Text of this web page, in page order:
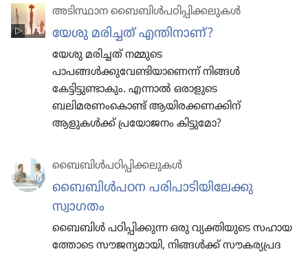
അടിസ്ഥാന ബൈബിൾപഠിപ്പിക്കലുകൾ
യേശു മരിച്ചത്‌ എന്തിനാണ്‌?
യേശു​ മരിച്ചത്‌ നമ്മുടെ
പാപങ്ങൾക്കുവേണ്ടിയാണെന്ന്‌ നിങ്ങൾ
കേട്ടിട്ടുണ്ടാകും. എന്നാൽ ഒരാളുടെ
ബലിമരണംകൊണ്ട്‌ ആയിരക്കണക്കിന്‌
ആളുകൾക്ക്‌ പ്രയോജനം കിട്ടുമോ?
ബൈബിൾപ​ഠി​പ്പി​ക്ക​ലു​കൾ
ബൈബിൾപഠന പരിപാ​ടി​യി​ലേക്കു
സ്വാഗതം
ബൈബിൾ പഠിപ്പി​ക്കുന്ന ഒരു വ്യക്തി​യു​ടെ സഹായ​
ത്തോ​ടെ സൗജന്യ​മാ​യി, നിങ്ങൾക്ക്‌ സൗകര്യ​പ്ര​ദ​